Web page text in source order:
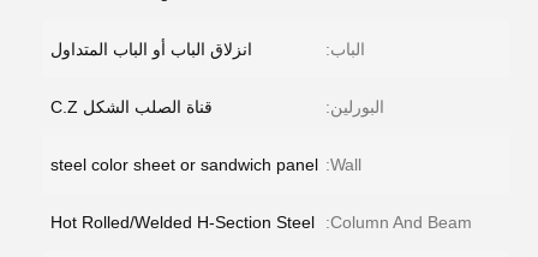
الباب: انزلاق الباب أو الباب المتداول
البورلين: قناة الصلب الشكل C.Z
Wall:
steel color sheet or sandwich panel
Column And Beam:
Hot Rolled/Welded H-Section Steel